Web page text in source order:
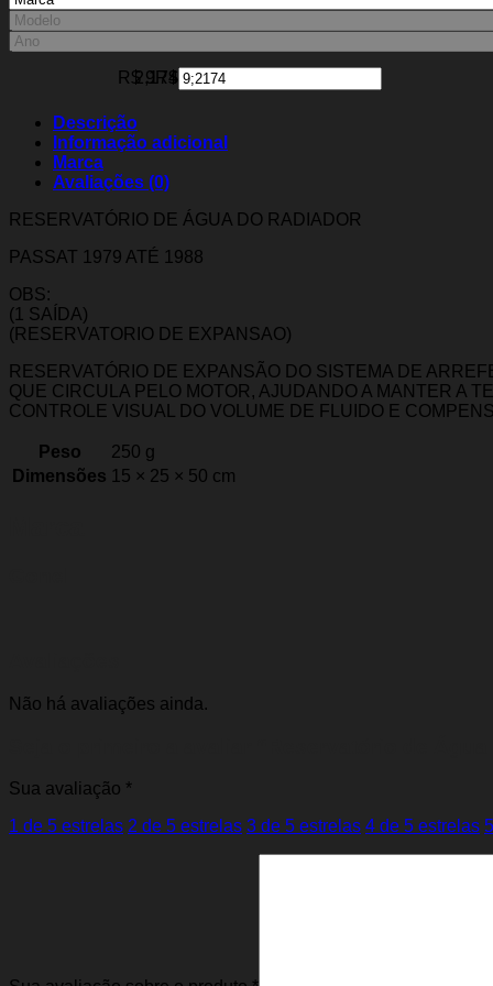
R$ 9 R$ 2,174
1,633
2,174
Descrição
Informação adicional
Marca
Avaliações (0)
RESERVATÓRIO DE ÁGUA DO RADIADOR
PASSAT 1979 ATÉ 1988
OBS:
(1 SAÍDA)
(RESERVATORIO DE EXPANSAO)
RESERVATÓRIO DE EXPANSÃO DO SISTEMA DE
QUE CIRCULA PELO MOTOR, AJUDANDO A MANTER A
CONTROLE VISUAL DO VOLUME DE FLUIDO E
Peso
250 g
Dimensões 15 × 25 × 50 cm
Não há avaliações ainda.
Sua avaliação *
1 de 5 estrelas 2 de 5 estrelas 3 de 5 estrelas 4 de 5 estrelas